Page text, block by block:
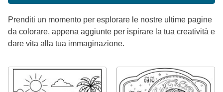
Prenditi un momento per esplorare le nostre ultime pagine
da colorare, appena aggiunte per ispirare la tua creatività e
dare vita alla tua immaginazione.